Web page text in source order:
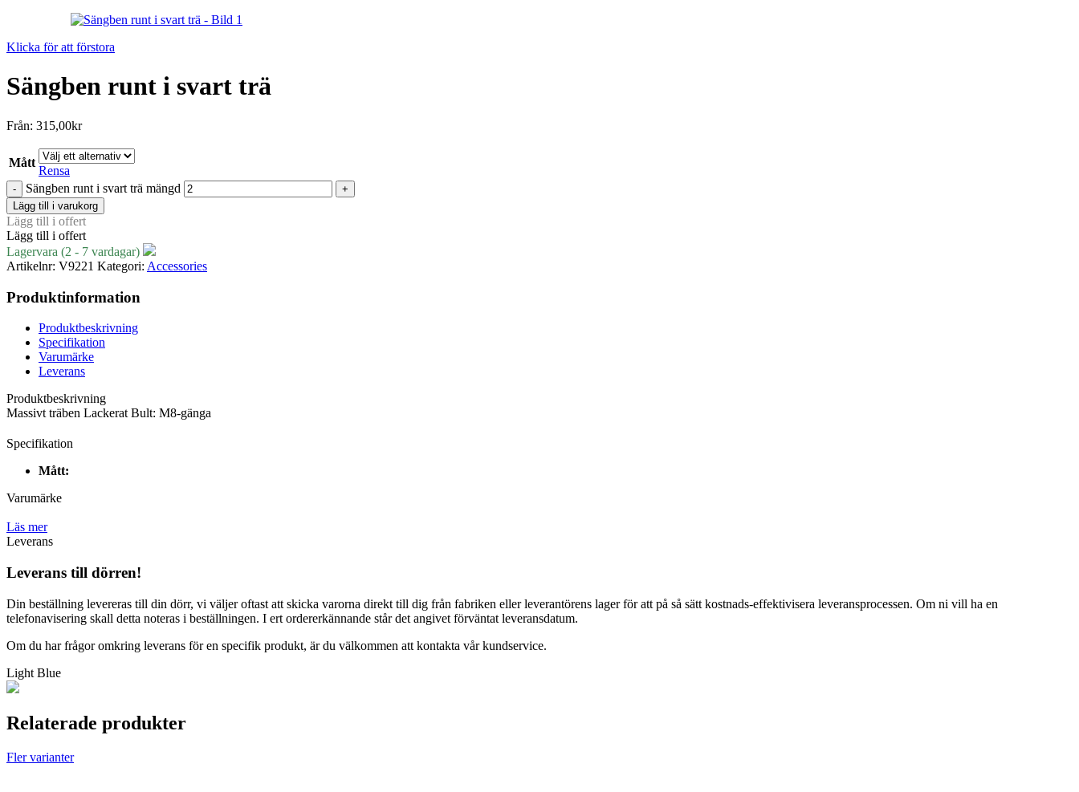
Klicka för att förstora
Sängben runt i svart trä
Från: 315,00kr
Mått
Rensa
Sängben runt i svart trä mängd
Lägg till i varukorg
Lägg till i offert
Lägg till i offert
Lagervara (2 - 7 vardagar)
Artikelnr: V9221 Kategori: Accessories
Produktinformation
Produktbeskrivning
Specifikation
Varumärke
Leverans
Produktbeskrivning
Massivt träben Lackerat Bult: M8-gänga
Specifikation
Mått:
Varumärke
Läs mer
Leverans
Leverans till dörren!
Din beställning levereras till din dörr, vi väljer oftast att skicka varorna direkt till dig från fabriken eller leverantörens lager för att på så sätt kostnads-effektivisera leveransprocessen. Om ni vill ha en
telefonavisering skall detta noteras i beställningen. I ert ordererkännande står det angivet förväntat leveransdatum.
Om du har frågor omkring leverans för en specifik produkt, är du välkommen att kontakta vår kundservice.
Light Blue
Relaterade produkter
Fler varianter